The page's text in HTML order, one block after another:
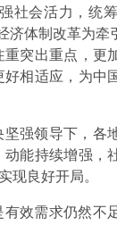
社会活力，统
济体制改革为
突出重点，更
相适应，为中
强领导下，各
能持续增强，
现良好开局。
效需求仍然不